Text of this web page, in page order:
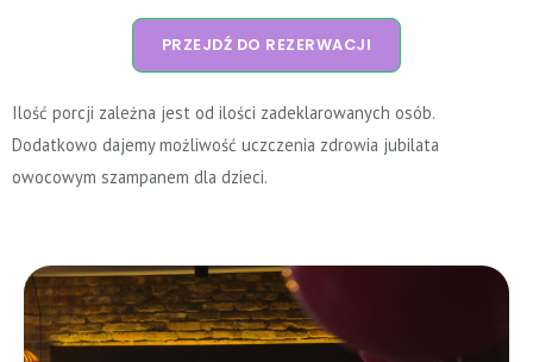
PRZEJDŹ DO REZERWACJI
Ilość porcji zależna jest od ilości zadeklarowanych osób.
Dodatkowo dajemy możliwość uczczenia zdrowia jubilata
owocowym szampanem dla dzieci.